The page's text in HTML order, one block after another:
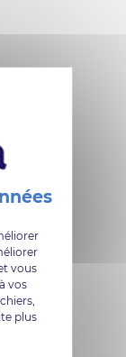
:
vous
vos
plus